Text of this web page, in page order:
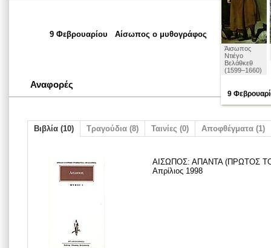
Άισωπος
Ντιέγο
Βελάθκεθ
(1599–1660)
9
9 Φεβρουαρίου Αίσωπος ο μυθογράφος
Αναφορές
Βιβλία (10) Τραγούδια (8) Ταινίες (0) Αποφθέγματα (1)
ΑΙΣΩΠΟΣ: ΑΠΑΝΤΑ (ΠΡΩΤΟΣ
Απρίλιος 1998